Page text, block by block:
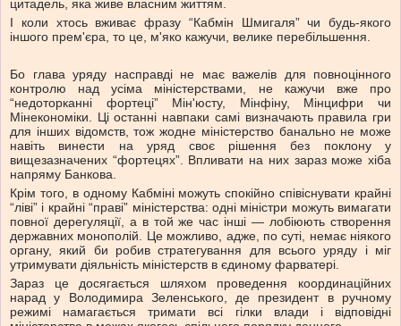
цитадель, яка живе власним життям.
І коли хтось вживає фразу “Кабмін Шмигаля” чи будь-якого
іншого прем'єра, то це, м'яко кажучи, велике перебільшення.
Бо глава уряду насправді не має важелів для повноцінного
контролю над усіма міністерствами, не кажучи вже про
“недоторканні фортеці” Мін'юсту, Мінфіну, Мінцифри чи
Мінекономіки. Ці останні навпаки самі визначають правила гри
для інших відомств, тож жодне міністерство банально не може
навіть винести на уряд своє рішення без поклону у
вищезазначених “фортецях”. Впливати на них зараз може хіба
напряму Банкова.
Крім того, в одному Кабміні можуть спокійно співіснувати крайні
“ліві” і крайні “праві” міністерства: одні міністри можуть вимагати
повної дерегуляції, а в той же час інші — лобіюють створення
державних монополій. Це можливо, адже, по суті, немає ніякого
органу, який би робив стратегування для всього уряду і міг
утримувати діяльність міністерств в єдиному фарватері.
Зараз це досягається шляхом проведення координаційних
нарад у Володимира Зеленського, де президент в ручному
режимі намагається тримати всі гілки влади і відповідні